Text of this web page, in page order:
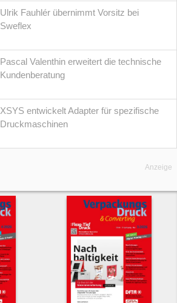
Ulrik Fauhlér übernimmt Vorsitz bei
Sweflex
Pascal Valenthin erweitert die technische
Kundenberatung
XSYS entwickelt Adapter für spezifische
Druckmaschinen
Anzeige